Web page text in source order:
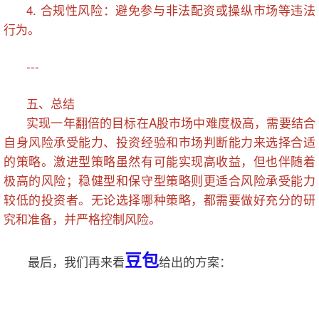
4. 合规性风险：避免参与非法配资或操纵市场等违法
行为。
---
五、总结
实现一年翻倍的目标在A股市场中难度极高，需要结合
自身风险承受能力、投资经验和市场判断能力来选择合适
的策略。激进型策略虽然有可能实现高收益，但也伴随着
极高的风险；稳健型和保守型策略则更适合风险承受能力
较低的投资者。无论选择哪种策略，都需要做好充分的研
究和准备，并严格控制风险。
最后，我们再来看豆包给出的方案：